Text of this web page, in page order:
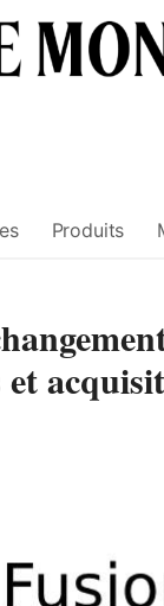
Produits